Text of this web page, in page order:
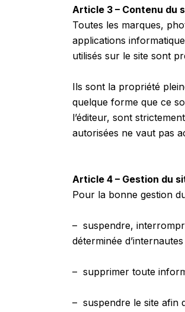
Article 3 – Contenu du
Toutes les marques,
applications
utilisés sur le site sont
Ils sont la propriété
quelque forme que ce
l’éditeur, sont
autorisées ne vaut pas
Article 4 – Gestion du
Pour la bonne gestion
– suspendre,
déterminée d’internautes
– supprimer toute
– suspendre le site afin